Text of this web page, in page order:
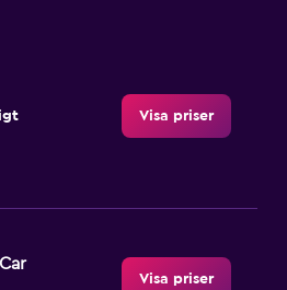
Visa priser
Visa priser